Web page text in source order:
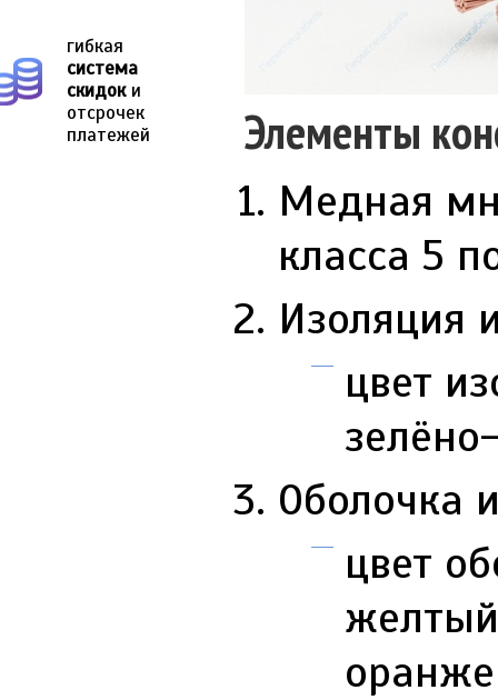
гибкая
система
скидоки
отсрочек
платежей
Элементы
Медная
класса 5
Изоляция
цвет
Оболочка
цвет